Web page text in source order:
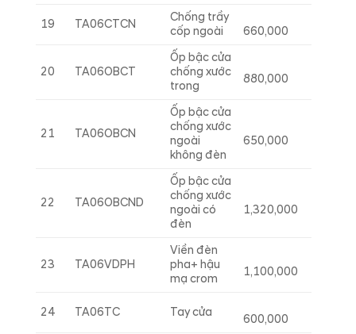
19 TA06CTCN
Chống trầy
cốp ngoài
660,000
20 TA06OBCT
Ốp bậc cửa
chống xước
trong
880,000
21 TA06OBCN
Ốp bậc cửa
chống xước
ngoài
không đèn
650,000
22 TA06OBCND
Ốp bậc cửa
chống xước
ngoài có
đèn
1,320,000
23 TA06VDPH
Viền đèn
pha+ hậu
mạ crom
1,100,000
24 TA06TC Tay cửa 600,000